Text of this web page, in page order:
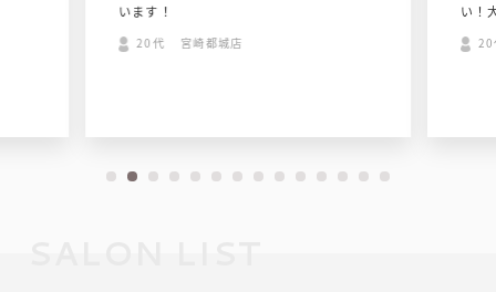
います！
20代 宮崎都城店
い！